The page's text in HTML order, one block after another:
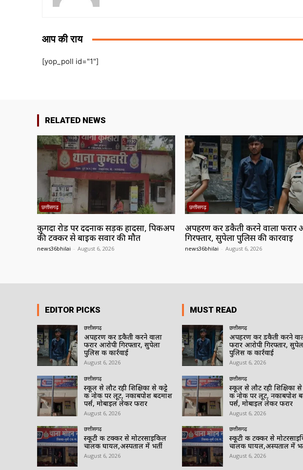
आप की राय
[yop_poll id="1"]
RELATED NEWS
छत्तीसगढ़
कुगदा रोड पर दर्दनाक सड़क हादसा, पिकअप
की टक्कर से बाइक सवार की मौत
news36bhilai - August 6, 2026
छत्तीसगढ़
अपहरण कर डकैती करने वाला फरार
गिरफ्तार, सुपेला पुलिस की कार्रवाई
news36bhilai - August 6, 2026
EDITOR PICKS
छत्तीसगढ़
अपहरण कर डकैती करने वाला
फरार आरोपी गिरफ्तार, सुपेला
पुलिस की कार्रवाई
August 6, 2026
छत्तीसगढ़
स्कूल से लौट रही शिक्षिका से कट्टे
की नोक पर लूट, नकाबपोश बदमाश
पर्स, मोबाइल लेकर फरार
August 6, 2026
छत्तीसगढ़
स्कूटी की टक्कर से मोटरसाइकिल
चालक घायल,अस्पताल में भर्ती
August 6, 2026
MUST READ
छत्तीसगढ़
अपहरण कर डकैती करने
फरार आरोपी गिरफ्तार,
पुलिस की कार्रवाई
August 6, 2026
छत्तीसगढ़
स्कूल से लौट रही शिक्षिका से
की नोक पर लूट, नकाबपोश
पर्स, मोबाइल लेकर फरार
August 6, 2026
छत्तीसगढ़
स्कूटी की टक्कर से
चालक घायल,अस्पताल में
August 6, 2026